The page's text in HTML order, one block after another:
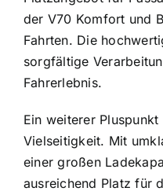
der V70 Komfort und
Fahrten. Die
sorgfältige
Fahrerlebnis.
Ein weiterer
Vielseitigkeit. Mit
einer großen
ausreichend Platz für